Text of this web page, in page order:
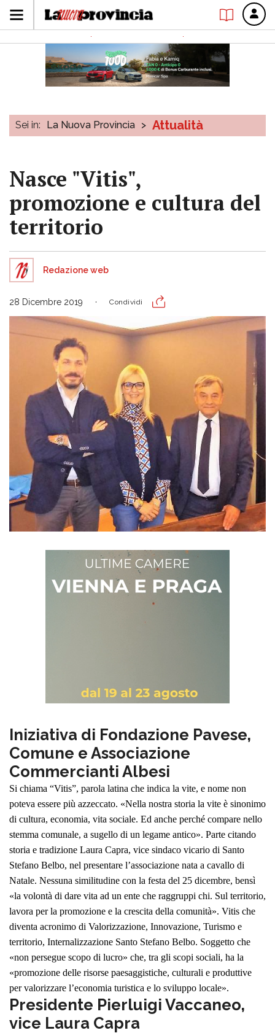
Sei in: La Nuova Provincia > Attualità
Nasce "Vitis",
promozione e cultura del
territorio
Redazione web
28 Dicembre 2019 Condividi
Iniziativa di Fondazione Pavese,
Comune e Associazione
Commercianti Albesi
Si chiama “Vitis”, parola latina che indica la vite, e nome non
poteva essere più azzeccato. «Nella nostra storia la vite è sinonimo
di cultura, economia, vita sociale. Ed anche perché compare nello
stemma comunale, a sugello di un legame antico». Parte citando
storia e tradizione Laura Capra, vice sindaco vicario di Santo
Stefano Belbo, nel presentare l’associazione nata a cavallo di
Natale. Nessuna similitudine con la festa del 25 dicembre, bensì
«la volontà di dare vita ad un ente che raggruppi chi. Sul territorio,
lavora per la promozione e la crescita della comunità». Vitis che
diventa acronimo di Valorizzazione, Innovazione, Turismo e
territorio, Internalizzazione Santo Stefano Belbo. Soggetto che
«non persegue scopo di lucro» che, tra gli scopi sociali, ha la
«promozione delle risorse paesaggistiche, culturali e produttive
per valorizzare l’economia turistica e lo sviluppo locale».
Presidente Pierluigi Vaccaneo,
vice Laura Capra